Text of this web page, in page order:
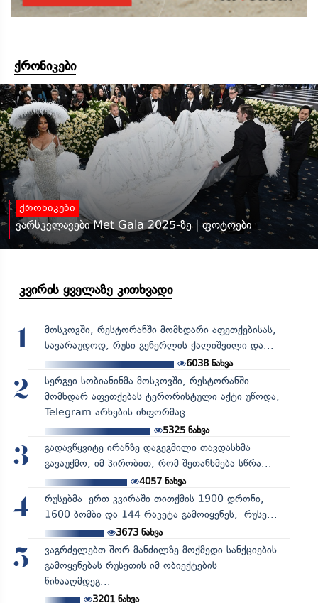
ქრონიკები
ქრონიკები
ვარსკვლავები Met Gala 2025-ზე | ფოტოები
კვირის ყველაზე კითხვადი
1
მოსკოვში, რესტორანში მომხდარი აფეთქებისას,
სავარაუდოდ, რუსი გენერლის ქალიშვილი და...
6038 ნახვა
2
სერგეი სობიანინმა მოსკოვში, რესტორანში
მომხდარ აფეთქებას ტერორისტული აქტი უწოდა,
Telegram-არხების ინფორმაც...
5325ნახვა
3
გადავწყვიტე ირანზე დაგეგმილი თავდასხმა
გავაუქმო, იმ პირობით, რომ შეთანხმება სწრა...
4057ნახვა
4
რუსებმა ერთ კვირაში თითქმის 1900 დრონი,
1600 ბომბი და 144 რაკეტა გამოიყენეს, რუსე...
3673ნახვა
5
ვაგრძელებთ შორ მანძილზე მოქმედი სანქციების
გამოყენებას რუსეთის იმ ობიექტების
წინააღმდეგ...
3201ნახვა